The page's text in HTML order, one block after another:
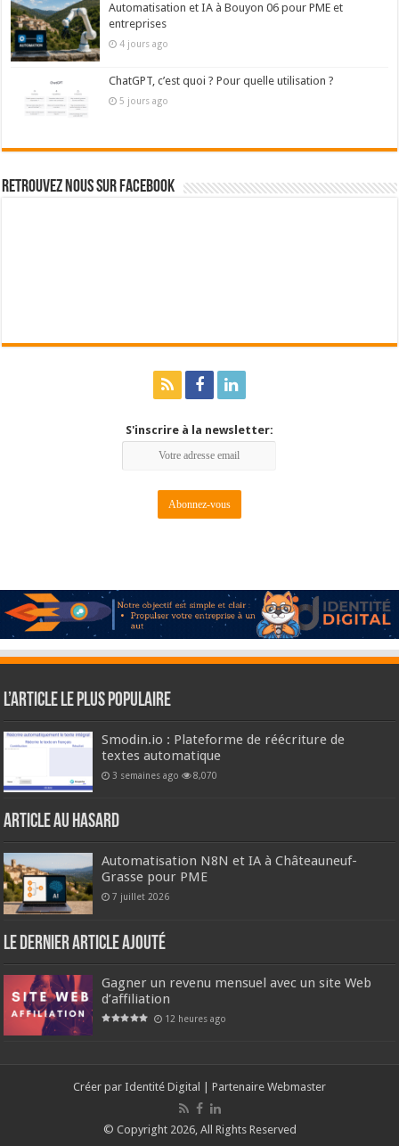
Automatisation et IA à Bouyon 06 pour PME et
entreprises
4 jours ago
ChatGPT, c’est quoi ? Pour quelle utilisation ?
5 jours ago
Retrouvez nous sur Facebook
S'inscrire à la newsletter:
L’article le plus populaire
Smodin.io : Plateforme de réécriture de
textes automatique
3 semaines ago 8,070
Article au hasard
Automatisation N8N et IA à Châteauneuf-
Grasse pour PME
7 juillet 2026
Le dernier article ajouté
Gagner un revenu mensuel avec un site Web
d’affiliation
12 heures ago
Créer par Identité Digital | Partenaire Webmaster
© Copyright 2026, All Rights Reserved